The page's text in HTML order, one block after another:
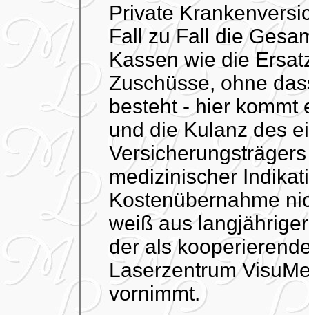
Private
Fall zu Fall die
Kassen wie die
Zuschüsse, ohne
besteht - hier kommt
und die Kulanz des
medizinischer
Kostenübernahme
weiß aus
der als
Laserzentrum
vornimmt.